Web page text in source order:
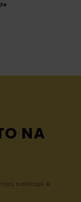
NA
notícias e